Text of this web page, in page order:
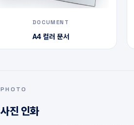
DOCUMENT
A4 컬러 문서
PHOTO
사진 인화